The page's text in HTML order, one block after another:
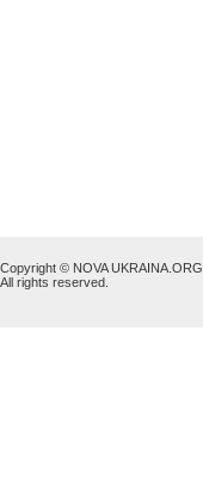
Copyright © NOVA UKRAINA.ORG
All rights reserved.